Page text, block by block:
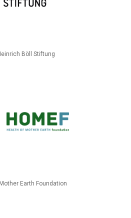
Böll Stiftung
Earth Foundation